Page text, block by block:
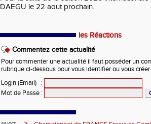
DAEGU le 22 aout prochain.
les Réactions
Commentez cette actualité
Pour commenter une actualité il faut posséder un
rubrique ci-dessous pour vous identifier ou vous
Login (Email)
:
Mot de Passe :